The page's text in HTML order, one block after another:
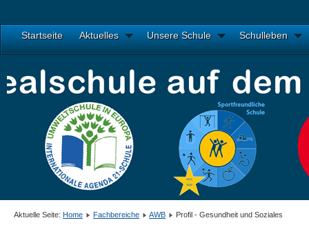
Startseite Aktuelles Unsere Schule Schulleben
Aktuelle Seite: Home Fachbereiche AWB Profil - Gesundheit und Soziales